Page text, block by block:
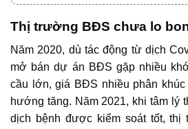
Thị trường BĐS chưa lo
Năm 2020, dù tác động từ dịch
mở bándự án BĐS gặp nhiều
cầu lớn, giá BĐS nhiều phân
hướng tăng. Năm 2021, khi tâm lý
dịch bệnh được kiểm soát tốt,thị